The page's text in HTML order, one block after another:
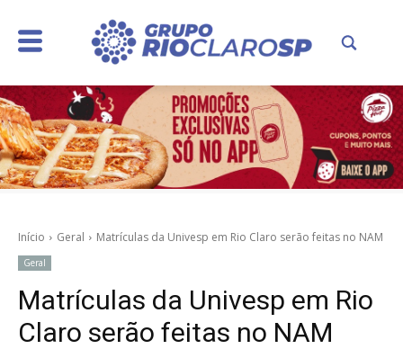
Início Geral Matrículas da Univesp em Rio Claro serão feitas no NAM
Geral
Matrículas da Univesp em Rio
Claro serão feitas no NAM